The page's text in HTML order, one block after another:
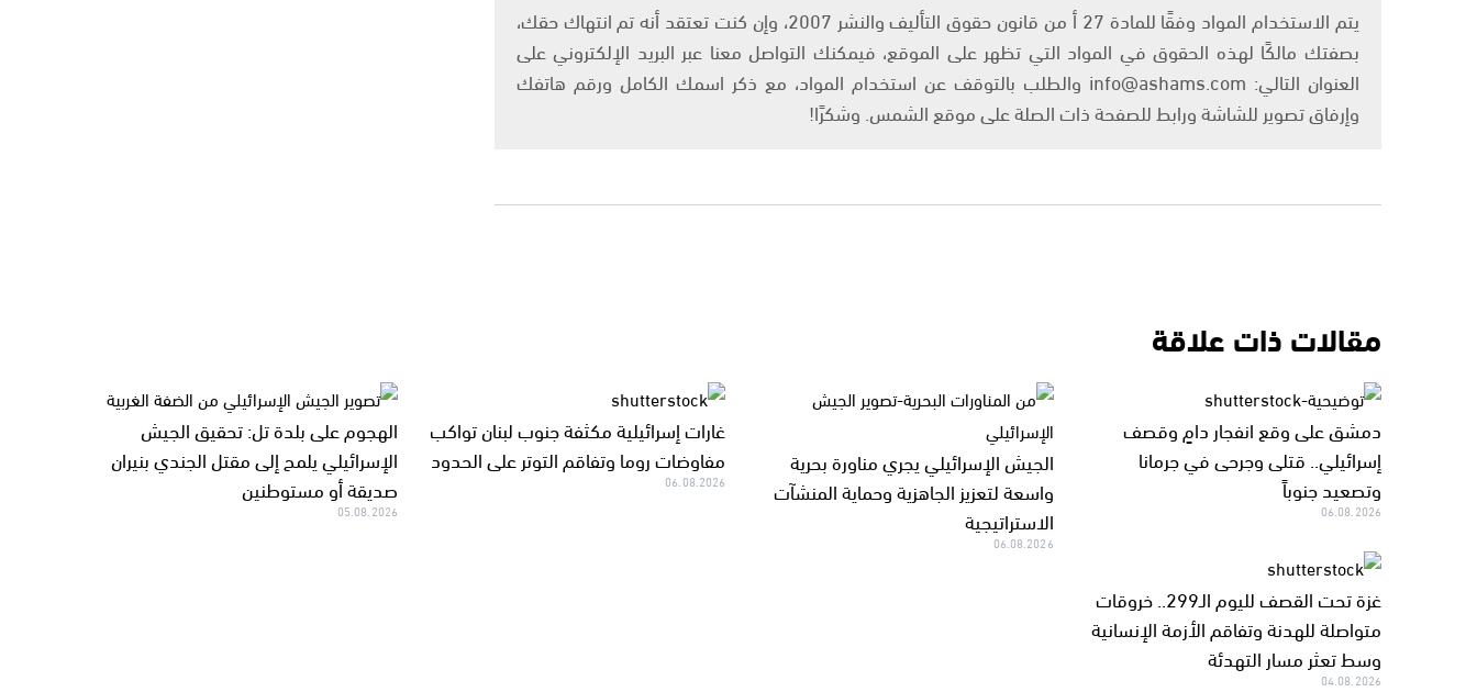
يتم الاستخدام المواد وفقًا للمادة 27 أ من قانون حقوق التأليف والنشر 2007، وإن كنت تعتقد أنه تم انتهاك حقك،
بصفتك مالكًا لهذه الحقوق في المواد التي تظهر على الموقع، فيمكنك التواصل معنا عبر البريد الإلكتروني على
العنوان التالي: info@ashams.com والطلب بالتوقف عن استخدام المواد، مع ذكر اسمك الكامل ورقم هاتفك
وإرفاق تصوير للشاشة ورابط للصفحة ذات الصلة على موقع الشمس. وشكرًا!
مقالات ذات علاقة
دمشق على وقع انفجار دامٍ وقصف
إسرائيلي.. قتلى وجرحى في جرمانا
وتصعيد جنوباً
06.08.2026
الجيش الإسرائيلي يجري مناورة بحرية
واسعة لتعزيز الجاهزية وحماية المنشآت
الاستراتيجية
06.08.2026
غارات إسرائيلية مكثفة جنوب لبنان تواكب
مفاوضات روما وتفاقم التوتر على الحدود
06.08.2026
الهجوم على بلدة تل: تحقيق الجيش
الإسرائيلي يلمح إلى مقتل الجندي بنيران
صديقة أو مستوطنين
05.08.2026
غزة تحت القصف لليوم الـ299.. خروقات
متواصلة للهدنة وتفاقم الأزمة الإنسانية
وسط تعثر مسار التهدئة
04.08.2026